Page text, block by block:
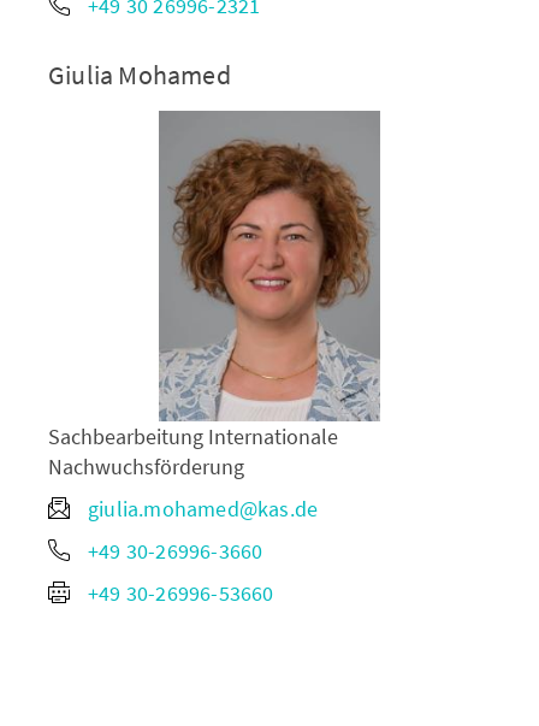
Giulia Mohamed
Sachbearbeitung Internationale
Nachwuchsförderung
giulia.mohamed@kas.de
+49 30-26996-3660
+49 30-26996-53660